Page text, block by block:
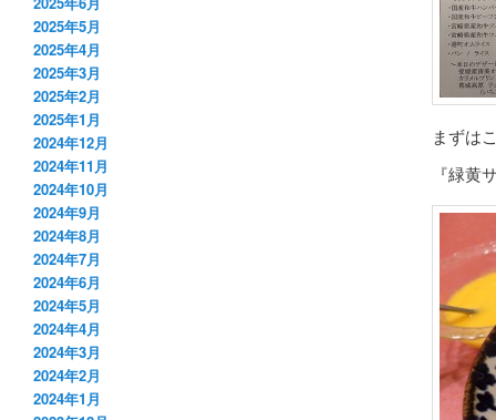
まずは
『緑
2025年5月
2025年4月
2025年3月
2025年2月
2025年1月
2024年12月
2024年11月
2024年10月
2024年9月
2024年8月
2024年7月
2024年6月
2024年5月
2024年4月
2024年3月
2024年2月
2024年1月